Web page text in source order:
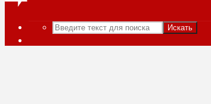
Искать